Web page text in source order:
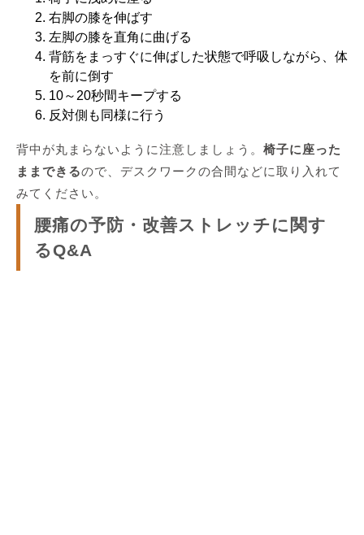
右脚の膝を伸ばす
左脚の膝を直角に曲げる
背筋をまっすぐに伸ばした状態で呼吸しながら、体
を前に倒す
10～20秒間キープする
反対側も同様に行う
背中が丸まらないように注意しましょう。 椅子に座った
ままできるので、デスクワークの合間などに取り入れて
みてください。
腰痛の予防・改善ストレッチに関す
るQ&A